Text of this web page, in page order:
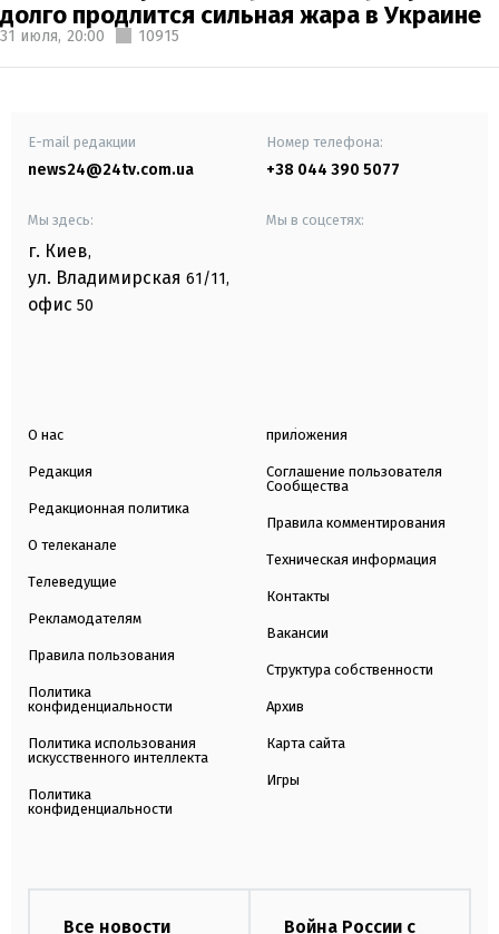
долго продлится сильная жара в Украине
31 июля, 20:00 10915
E-mail редакции
news24@24tv.com.ua
Номер телефона:
+38 044 390 5077
Мы здесь:
г. Киев,
ул. Владимирская 61/11,
офис 50
Мы в соцсетях:
О нас
Редакция
Редакционная политика
О телеканале
Телеведущие
Рекламодателям
Правила пользования
Политика
конфиденциальности
Политика использования
искусственного интеллекта
Политика
конфиденциальности
приложения
Соглашение пользователя
Сообщества
Правила комментирования
Техническая информация
Контакты
Вакансии
Структура собственности
Архив
Карта сайта
Игры
Все новости
Война России с